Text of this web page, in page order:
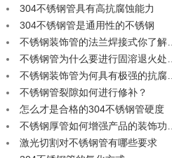
304不锈钢管具有高抗腐蚀能力
304不锈钢管是通用性的不锈钢
不锈钢装饰管的法兰焊接式你了解…
不锈钢管为什么要进行固溶退火处…
不锈钢装饰管为何具有极强的抗腐…
不锈钢管裂隙如何进行修补？
怎么才是合格的304不锈钢管硬度
不锈钢厚管如何增强产品的装饰功…
激光切割对不锈钢管有哪些要求